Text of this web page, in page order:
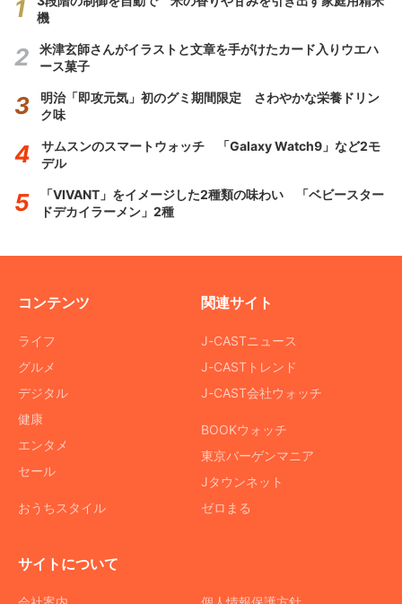
機
米津玄師さんがイラストと文章を手がけたカード入りウエハ
ース菓子
明治「即攻元気」初のグミ期間限定 さわやかな栄養ドリン
ク味
サムスンのスマートウォッチ 「Galaxy Watch9」など2モ
デル
「VIVANT」をイメージした2種類の味わい 「ベビースター
ドデカイラーメン」2種
コンテンツ
ライフ
グルメ
デジタル
健康
エンタメ
セール
おうちスタイル
関連サイト
J-CASTニュース
J-CASTトレンド
J-CAST会社ウォッチ
BOOKウォッチ
東京バーゲンマニア
Jタウンネット
ゼロまる
サイトについて